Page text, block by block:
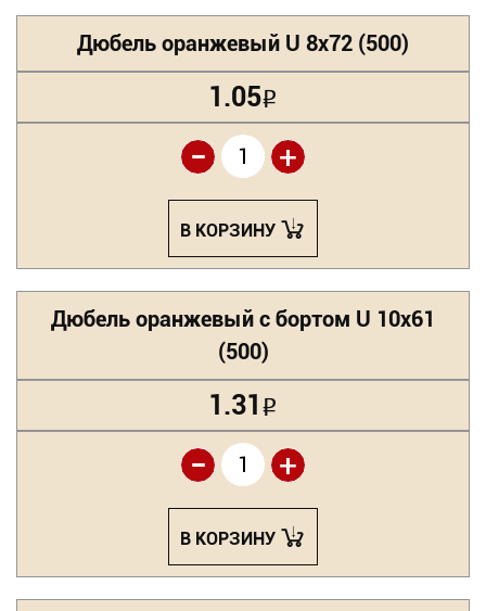
Дюбель оранжевый U 8х72 (500)
1.05Р
+
-
В КОРЗИНУ
Дюбель оранжевый с бортом U 10х61
(500)
1.31 Р
+
-
В КОРЗИНУ